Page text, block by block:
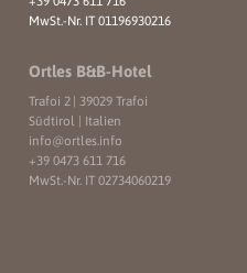
MwSt.-Nr. IT 01196930216
Ortles B&B-Hotel
Trafoi 2
39029 Trafoi
Südtirol | Italien
info@ortles.info
+39 0473 611 716
MwSt.-Nr. IT 02734060219